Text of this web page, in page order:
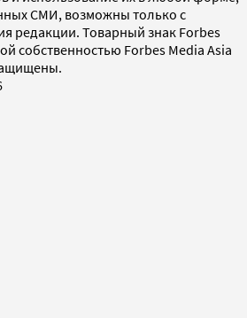
СМИ, возможны только с
редакции. Товарный знак Forbes
собственностью Forbes Media Asia